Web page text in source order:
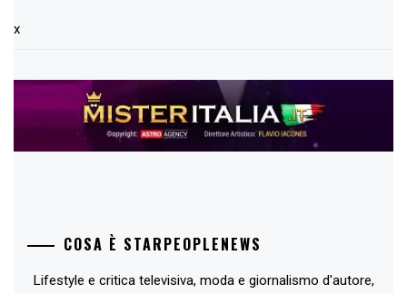
x
COSA È STARPEOPLENEWS
Lifestyle e critica televisiva, moda e giornalismo d'autore,